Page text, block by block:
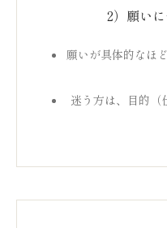
2）願い
願いが具体的なほ
迷う方は、目的（